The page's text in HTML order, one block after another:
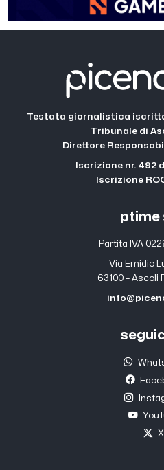
Testata giornalistica
Tribunale di
Direttore
Iscrizione nr. 492
Iscrizione
ptime
Partita IVA
Via Emidio
63100 – Ascoli
X